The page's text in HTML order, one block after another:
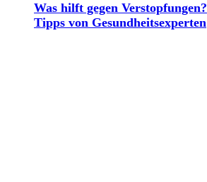
Was hilft gegen Verstopfungen?
Tipps von Gesundheitsexperten